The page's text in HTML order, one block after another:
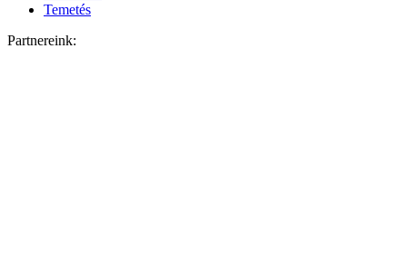
Temetés
Partnereink: